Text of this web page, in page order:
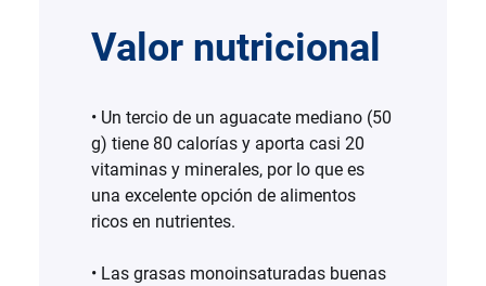
Valor nutricional
• Un tercio de un aguacate mediano (50
g) tiene 80 calorías y aporta casi 20
vitaminas y minerales, por lo que es
una excelente opción de alimentos
ricos en nutrientes.
• Las grasas monoinsaturadas buenas